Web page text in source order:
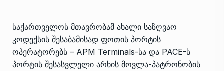
საქართველოს მთავრობამ ახალი საზღვაო
კოდექსის შესაბამისად ფოთის პორტის
ოპერატორებს – APM Terminals-სა და PACE-ს
პორტის შესასვლელი არხის მოვლა-პატრონობის